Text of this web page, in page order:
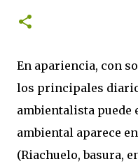
En apariencia, con
los principales
ambientalista puede
ambiental aparece
(Riachuelo, basura,